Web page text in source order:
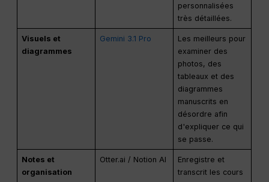
personnalisées
très détaillées.
Visuels et
diagrammes
Gemini 3.1 Pro
Les meilleurs pour
examiner des
photos, des
tableaux et des
diagrammes
manuscrits en
désordre afin
d'expliquer ce qui
se passe.
Notes et
organisation
Otter.ai / Notion AI
Enregistre et
transcrit les cours